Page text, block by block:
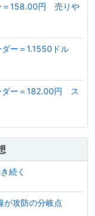
＝158.00円 売りや
ダー＝1.1550ドル
ダー＝182.00円 ス
続く
が攻防の分岐点